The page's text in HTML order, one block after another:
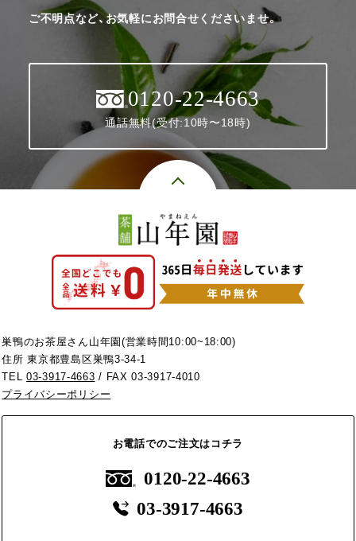
ご不明点など、お気軽にお問合せくださいませ。
0120-22-4663
通話無料(受付:10時〜18時)
巣鴨のお茶屋さん山年園(営業時間10:00~18:00)
住所 東京都豊島区巣鴨3-34-1
TEL03-3917-4663 / FAX 03-3917-4010
プライバシーポリシー
お電話でのご注文はコチラ
0120-22-4663
03-3917-4663